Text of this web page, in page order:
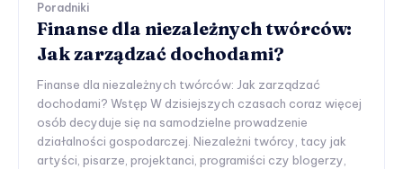
Poradniki
Finanse dla niezależnych twórców:
Jak zarządzać dochodami?
Finanse dla niezależnych twórców: Jak zarządzać
dochodami? Wstęp W dzisiejszych czasach coraz więcej
osób decyduje się na samodzielne prowadzenie
działalności gospodarczej. Niezależni twórcy, tacy jak
artyści, pisarze, projektanci, programiści czy blogerzy,